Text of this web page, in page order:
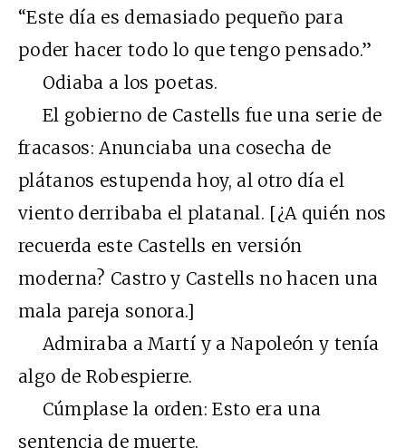
“Este día es demasiado pequeño para
poder hacer todo lo que tengo pensado.”
Odiaba a los poetas.
El gobierno de Castells fue una serie de
fracasos: Anunciaba una cosecha de
plátanos estupenda hoy, al otro día el
viento derribaba el platanal. [¿A quién nos
recuerda este Castells en versión
moderna? Castro y Castells no hacen una
mala pareja sonora.]
Admiraba a Martí y a Napoleón y tenía
algo de Robespierre.
Cúmplase la orden: Esto era una
sentencia de muerte.